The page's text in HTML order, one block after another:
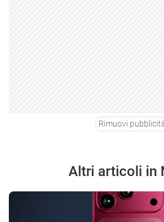
Rimuovi
Altri articoli in